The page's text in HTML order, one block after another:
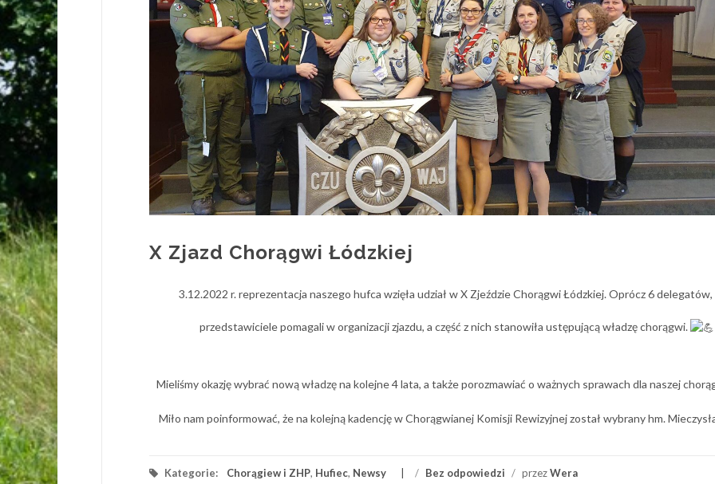
X Zjazd Chorągwi Łódzkiej
3.12.2022 r. reprezentacja naszego hufca wzięła udział w X Zjeździe Chorągwi Łódzkiej. Oprócz 6 delegatów,
przedstawiciele pomagali w organizacji zjazdu, a część z nich stanowiła ustępującą władzę chorągwi.
Mieliśmy okazję wybrać nową władzę na kolejne 4 lata, a także porozmawiać o ważnych sprawach dla naszej
Miło nam poinformować, że na kolejną kadencję w Chorągwianej Komisji Rewizyjnej został wybrany hm.
Kategorie: Chorągiew i ZHP, Hufiec, Newsy / Bez odpowiedzi / przezWera